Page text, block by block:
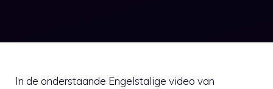
In de onderstaande Engelstalige video van